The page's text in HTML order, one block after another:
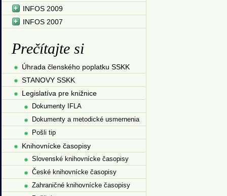
INFOS 2009
INFOS 2007
Prečítajte si
Úhrada členského poplatku SSKK
STANOVY SSKK
Legislatíva pre knižnice
Dokumenty IFLA
Dokumenty a metodické usmernenia
Pošli tip
Knihovnícke časopisy
Slovenské knihovnícke časopisy
České knihovnícke časopisy
Zahraničné knihovnícke časopisy